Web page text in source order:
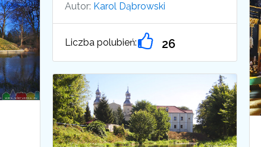
Autor: Karol Dąbrowski
Liczba polubień: 26